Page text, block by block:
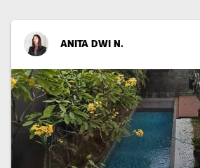
ANITA DWI N.